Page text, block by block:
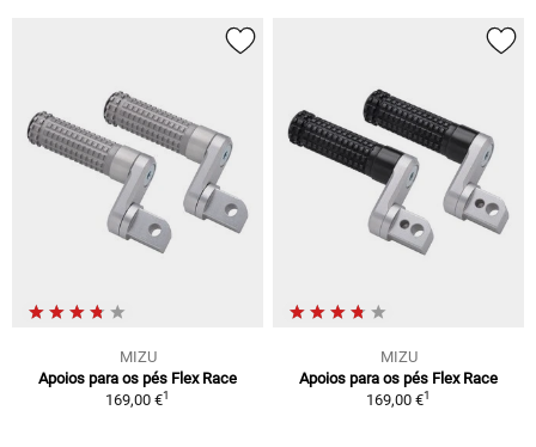
MIZU
Apoios para os pés Flex Race
169,00 €1
MIZU
Apoios para os pés Flex Race
169,00 €1